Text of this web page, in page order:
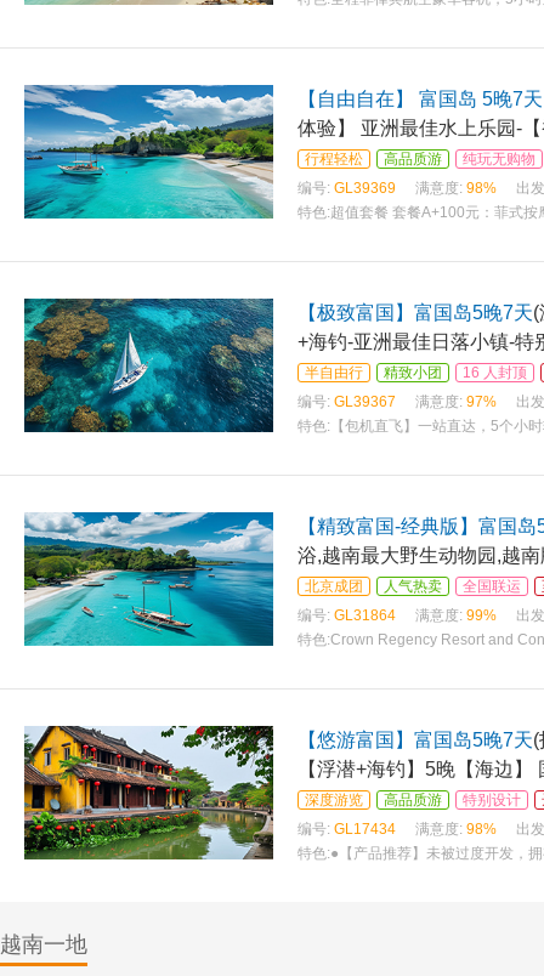
【自由自在】 富国岛 5晚7天
体验】 亚洲最佳水上乐园-
行程轻松 高品质游
纯玩无购物
编号: GL39369 满意度: 98%
出
特色:超值套餐 套餐A+100元：菲式
【极致富国】富国岛5晚7天(
+海钓-亚洲最佳日落小镇-特
半自由行 精致小团
16 人封顶
编号: GL39367 满意度: 97%
出
特色: 【包机直飞】一站直达，5个小
【精致富国-经典版】富国岛
浴,越南最大野生动物园,越
北京成团 人气热卖 全国联运
编号: GL31864 满意度: 99%
出
特色:Crown Regency Resort and
园，拥有长滩岛第一家
【悠游富国】富国岛5晚7天(
【浮潜+海钓】5晚【海边】
深度游览 高品质游 特别设计
编号: GL17434 满意度: 98%
出
特色:●【产品推荐】未被过度开发，
越南一地